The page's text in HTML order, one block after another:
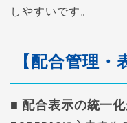
しやすいです。
【配合管理・
■ 配合表示の統一